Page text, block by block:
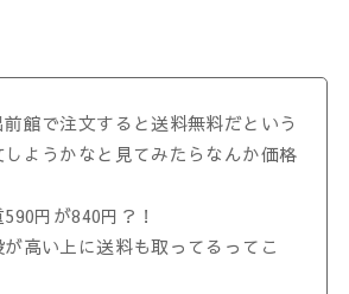
館で注文すると送料無料だという
ようかなと見てみたらなんか価格
円が840円？！
高い上に送料も取ってるってこ